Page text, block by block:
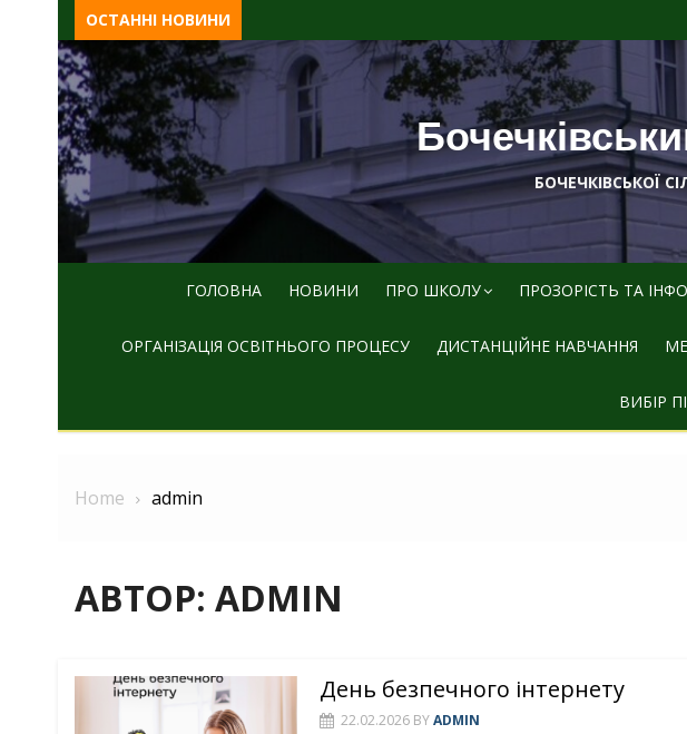
Skip
to
content
ОСТАННІ НОВИНИ
БОЧЕЧКІВСЬКОЇ
ГОЛОВНА НОВИНИ ПРО ШКОЛУ ПРОЗОРІСТЬ ТА
ОРГАНІЗАЦІЯ ОСВІТНЬОГО ПРОЦЕСУ ДИСТАНЦІЙНЕ НАВЧАННЯ
ВИБІР
Home admin
АВТОР: ADMIN
День безпечного інтернету
22.02.2026 BYADMIN